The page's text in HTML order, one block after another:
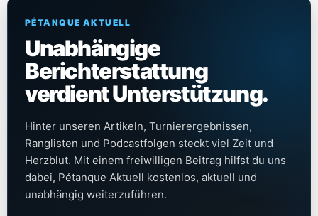
PÉTANQUE AKTUELL
Unabhängige
Berichterstattung
verdient Unterstützung.
Hinter unseren Artikeln, Turnierergebnissen,
Ranglisten und Podcastfolgen steckt viel Zeit und
Herzblut. Mit einem freiwilligen Beitrag hilfst du uns
dabei, Pétanque Aktuell kostenlos, aktuell und
unabhängig weiterzuführen.